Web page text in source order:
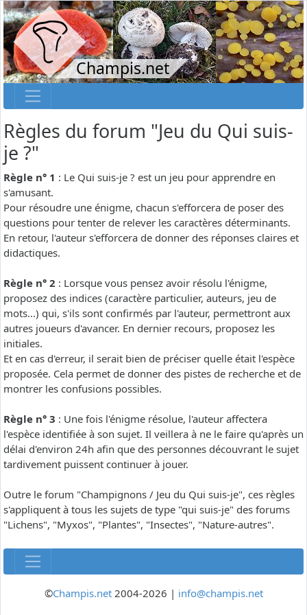
Champis.net
Règles du forum "Jeu du Qui suis-
je ?"
Règle n° 1 : Le Qui suis-je ? est un jeu pour apprendre en
s'amusant.
Pour résoudre une énigme, chacun s'efforcera de poser des
questions pour tenter de relever les caractères déterminants.
En retour, l'auteur s'efforcera de donner des réponses claires et
didactiques.
Règle n° 2 : Lorsque vous pensez avoir résolu l'énigme,
proposez des indices (caractère particulier, auteurs, jeu de
mots...) qui, s'ils sont confirmés par l'auteur, permettront aux
autres joueurs d'avancer. En dernier recours, proposez les
initiales.
Et en cas d'erreur, il serait bien de préciser quelle était l'espèce
proposée. Cela permet de donner des pistes de recherche et de
montrer les confusions possibles.
Règle n° 3 : Une fois l'énigme résolue, l'auteur affectera
l'espèce identifiée à son sujet. Il veillera à ne le faire qu'après un
délai d'environ 24h afin que des personnes découvrant le sujet
tardivement puissent continuer à jouer.
Outre le forum "Champignons / Jeu du Qui suis-je", ces règles
s'appliquent à tous les sujets de type "qui suis-je" des forums
"Lichens", "Myxos", "Plantes", "Insectes", "Nature-autres".
©Champis.net2004-2026 | info@champis.net